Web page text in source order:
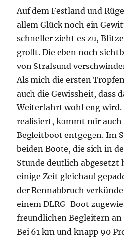
Auf dem Festland und
allem Glück noch ein
schneller zieht es zu,
grollt. Die eben noch
von Stralsund
Als mich die ersten
auch die Gewissheit, dass
Weiterfahrt wohl eng wird.
realisiert, kommt mir auch
Begleitboot entgegen. Im
beiden Boote, die sich in
Stunde deutlich abgesetzt
einige Zeit gleichauf
der Rennabbruch
einem DLRG-Boot
freundlichen Begleitern an
Bei 61 km und knapp 90